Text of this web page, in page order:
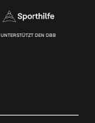
UNTERSTÜTZT DEN DBB